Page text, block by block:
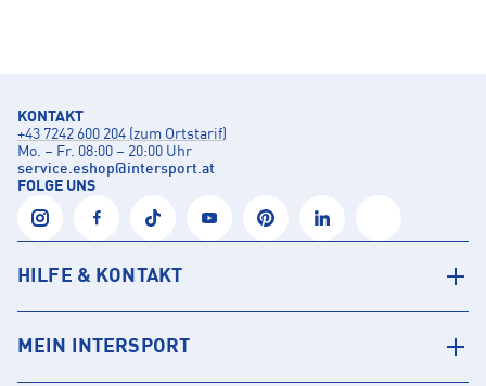
KONTAKT
+43 7242 600 204 (zum Ortstarif)
Mo. – Fr. 08:00 – 20:00 Uhr
service.eshop@intersport.at
FOLGE UNS
HILFE & KONTAKT
MEIN INTERSPORT